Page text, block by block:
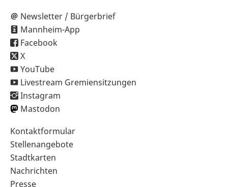
Newsletter / Bürgerbrief
Mannheim-App
Facebook
X
YouTube
Livestream Gremiensitzungen
Instagram
Mastodon
Sekundärnavigation
im
Fußbereich
Kontaktformular
Stellenangebote
Stadtkarten
Nachrichten
Presse